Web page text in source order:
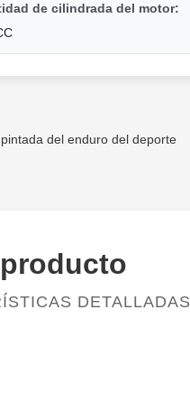
de cilindrada del motor:
del enduro del deporte
DETALLADAS